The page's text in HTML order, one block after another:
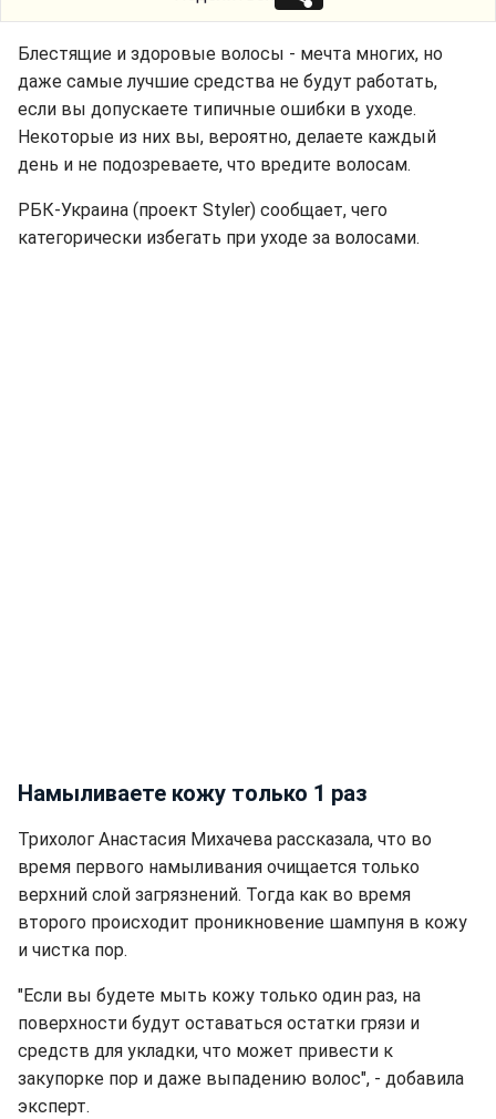
Блестящие и здоровые волосы - мечта многих, но
даже самые лучшие средства не будут работать,
если вы допускаете типичные ошибки в уходе.
Некоторые из них вы, вероятно, делаете каждый
день и не подозреваете, что вредите волосам.
РБК-Украина (проект Styler) сообщает, чего
категорически избегать при уходе за волосами.
Намыливаете кожу только 1 раз
Трихолог Анастасия Михачева рассказала, что во
время первого намыливания очищается только
верхний слой загрязнений. Тогда как во время
второго происходит проникновение шампуня в кожу
и чистка пор.
"Если вы будете мыть кожу только один раз, на
поверхности будут оставаться остатки грязи и
средств для укладки, что может привести к
закупорке пор и даже выпадению волос", - добавила
эксперт.